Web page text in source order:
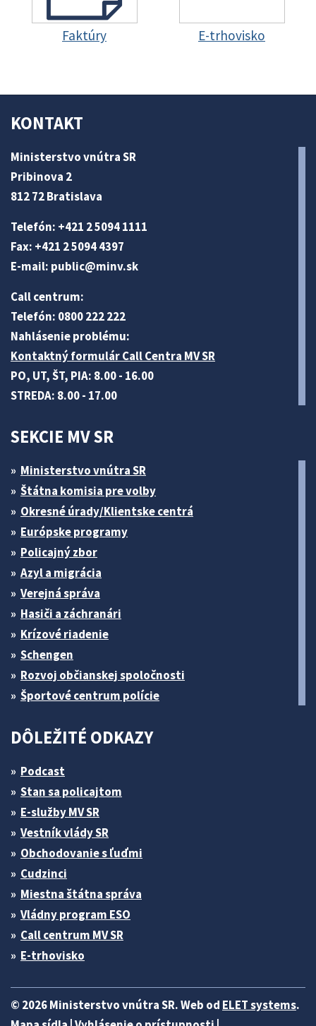
Faktúry E-trhovisko
KONTAKT
Ministerstvo vnútra SR
Pribinova 2
812 72 Bratislava
Telefón: +421 2 5094 1111
Fax: +421 2 5094 4397
E-mail: public@minv.sk
Call centrum:
Telefón: 0800 222 222
Nahlásenie problému:
Kontaktný formulár Call Centra MV SR
PO, UT, ŠT, PIA: 8.00 - 16.00
STREDA: 8.00 - 17.00
SEKCIE MV SR
Ministerstvo vnútra SR
Štátna komisia pre volby
Okresné úrady/Klientske centrá
Európske programy
Policajný zbor
Azyl a migrácia
Verejná správa
Hasiči a záchranári
Krízové riadenie
Schengen
Rozvoj občianskej spoločnosti
Športové centrum polície
DÔLEŽITÉ ODKAZY
Podcast
Stan sa policajtom
E-služby MV SR
Vestník vlády SR
Obchodovanie s ľuďmi
Cudzinci
Miestna štátna správa
Vládny program ESO
Call centrum MV SR
E-trhovisko
© 2026 Ministerstvo vnútra SR. Web od ELET systems.